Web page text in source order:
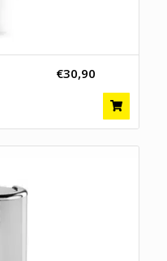
€30,90